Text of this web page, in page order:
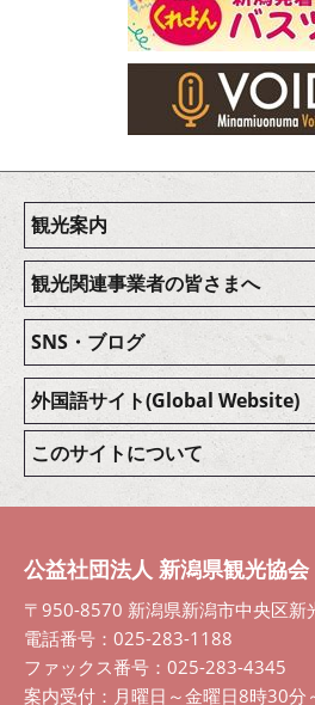
観光案内
観光関連事業者の皆さまへ
SNS・ブログ
外国語サイト(Global Website)
このサイトについて
公益社団法人 新潟県観光協会
〒950-8570 新潟県新潟市中央区新
電話番号：025-283-1188
ファックス番号：025-283-4345
案内受付：月曜日～金曜日8時30分